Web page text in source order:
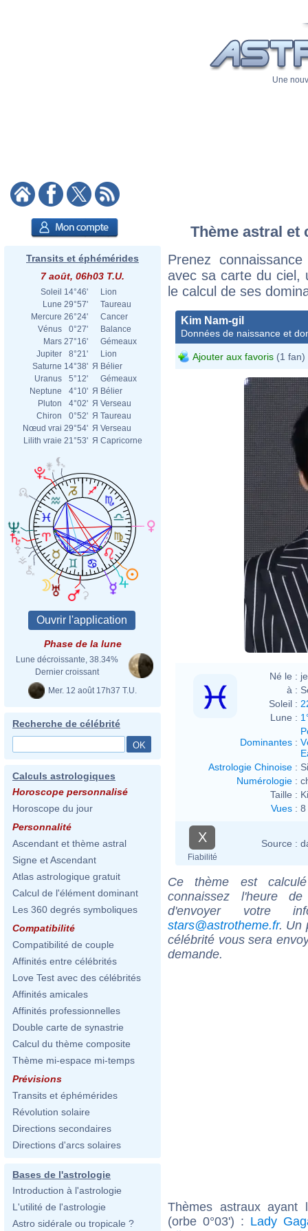
Une
Transits et éphémérides
7 août, 06h03 T.U.
Soleil 14°46'
Lion
Lune 29°57'
Taureau
Mercure 26°24'
Cancer
Vénus
0°27'
Balance
Mars 27°16'
Gémeaux
Jupiter
8°21'
Lion
Saturne 14°38' Я Bélier
Uranus
5°12'
Gémeaux
Neptune
4°10' Я Bélier
Pluton
4°02' Я Verseau
Chiron
0°52' Я Taureau
Nœud vrai 29°54' Я Verseau
Lilith vraie 21°53' Я Capricorne
Phase de la lune
Lune décroissante, 38.34%
Dernier croissant
Mer. 12 août 17h37 T.U.
Recherche de célébrité
Calculs astrologiques
Horoscope personnalisé
Horoscope du jour
Personnalité
Ascendant et thème astral
Signe et Ascendant
Atlas astrologique gratuit
Calcul de l'élément dominant
Les 360 degrés symboliques
Compatibilité
Compatibilité de couple
Affinités entre célébrités
Love Test avec des célébrités
Affinités amicales
Affinités professionnelles
Double carte de synastrie
Calcul du thème composite
Thème mi-espace mi-temps
Prévisions
Transits et éphémérides
Révolution solaire
Directions secondaires
Directions d'arcs solaires
Bases de l'astrologie
Introduction à l'astrologie
L'utilité de l'astrologie
Astro sidérale ou tropicale ?
Thème astral et
Prenez
avec sa carte du ciel,
le calcul de ses
Kim Nam-gil
Données de naissance et
Ajouter aux favoris (1 fan)
Né le :
à :
Soleil :
Lune :
Dominantes :
Astrologie Chinoise :
Numérologie :
Taille :
Vues : 8
X
Fiabilité
Source :
Ce thème est
connaissez l'heure
d'envoyer votre
stars@astrotheme.fr. Un
célébrité vous sera
demande.
Thèmes astraux ayant
(orbe 0°03') : Lady